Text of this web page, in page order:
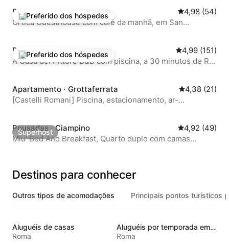
Entre os melhores preferidos dos hóspedes
Preferido dos hóspedes
Pousadas ⋅ Roma 4,98 de uma
4,98 (54)
Ortica Guesthouse com café da manhã, em San
Entre os melhores preferidos dos hóspedes
Preferido dos hóspedes
Pousadas ⋅ Zagarolo 4,99 de uma
4,99 (151)
A Casa del Pittore B&B com piscina, a 30 minutos de R...
Apartamento ⋅ Grottaferrata 4,38 de uma
4,38 (21)
[Castelli Romani] Piscina, estacionamento, ar-
Superhost
Superhost
Pousadas ⋅ Ciampino 4,92 de uma
4,92 (49)
Miu' Bed And Breakfast, Quarto duplo com camas...
Destinos para conhecer
Outros tipos de acomodações Principais pontos turísticos
Aluguéis de casas
Roma
Aluguéis por temporada em hotéis-fazenda
Roma